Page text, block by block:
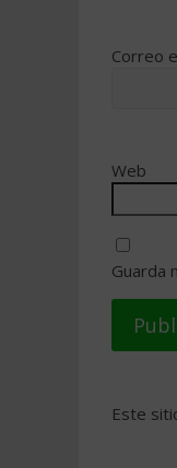
Correo
Web
Guarda
Este